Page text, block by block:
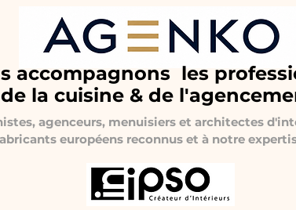
accompagnons les
de la cuisine & de
agenceurs, menuisiers et architectes
européens reconnus et à notre